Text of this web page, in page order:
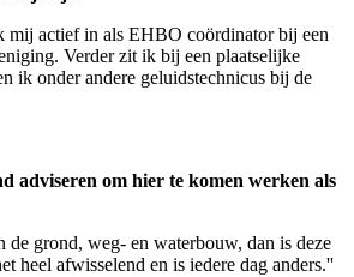
mij actief in als EHBO coördinator bij een
Verder zit ik bij een plaatselijke
ik onder andere geluidstechnicus bij de
adviseren om hier te komen werken als
de grond, weg- en waterbouw, dan is deze
heel afwisselend en is iedere dag anders.''